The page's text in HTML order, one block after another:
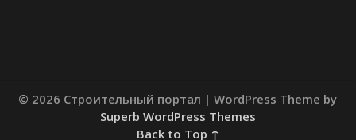
© 2026 Строительный портал | WordPress Theme by
Superb WordPress Themes
Back to Top ↑